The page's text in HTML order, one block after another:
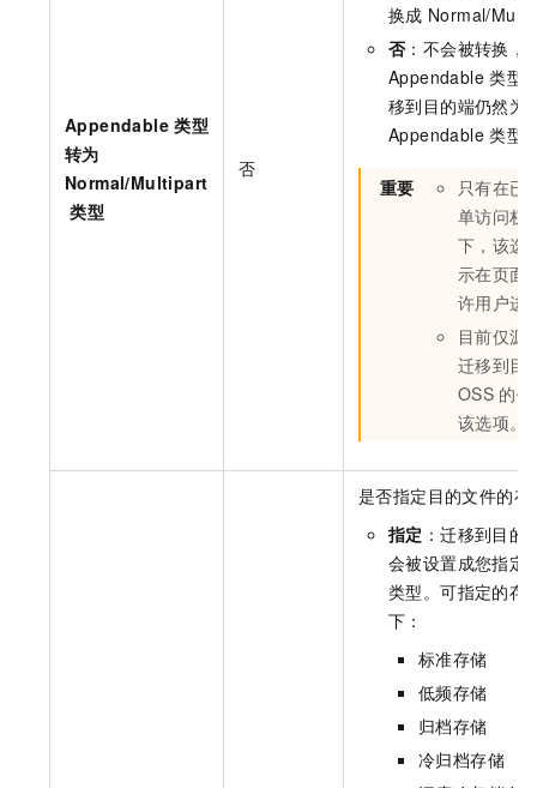
Appendable 类型
转为
Normal/Multipart
类型
否
换成 Normal/
否：不会被转换，
Appendable 类型
移到目的端仍然为
Appendable 类型
重要
只有在已
单访问权
下，该选
示在页面
许用户进
目前仅源
迁移到目
OSS 的
该选项。
是否指定目的文件的存
指定 ：迁移到目的
会被设置成您指定
类型。可指定的存
下：
标准存储
低频存储
归档存储
冷归档存储